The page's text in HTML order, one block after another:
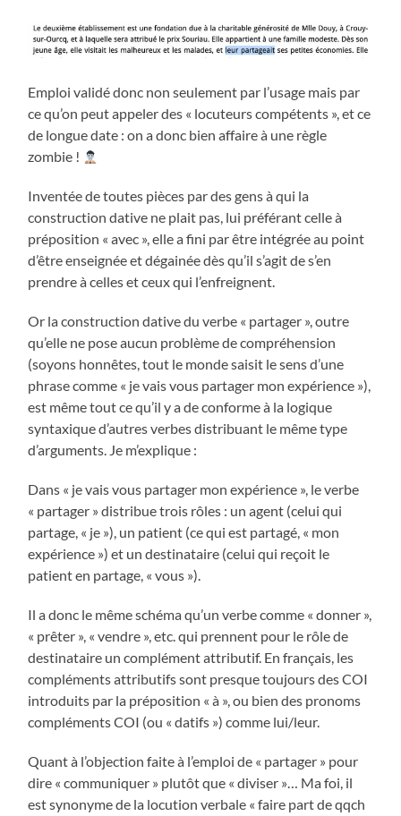
Emploi validé donc non seulement par l’usage mais par
ce qu’on peut appeler des « locuteurs compétents », et ce
de longue date : on a donc bien affaire à une règle
zombie !
Inventée de toutes pièces par des gens à qui la
construction dative ne plait pas, lui préférant celle à
préposition « avec », elle a fini par être intégrée au point
d’être enseignée et dégainée dès qu’il s’agit de s’en
prendre à celles et ceux qui l’enfreignent.
Or la construction dative du verbe « partager », outre
qu’elle ne pose aucun problème de compréhension
(soyons honnêtes, tout le monde saisit le sens d’une
phrase comme « je vais vous partager mon expérience »),
est même tout ce qu’il y a de conforme à la logique
syntaxique d’autres verbes distribuant le même type
d’arguments. Je m’explique :
Dans « je vais vous partager mon expérience », le verbe
« partager » distribue trois rôles : un agent (celui qui
partage, « je »), un patient (ce qui est partagé, « mon
expérience ») et un destinataire (celui qui reçoit le
patient en partage, « vous »).
Il a donc le même schéma qu’un verbe comme « donner »,
« prêter », « vendre », etc. qui prennent pour le rôle de
destinataire un complément attributif. En français, les
compléments attributifs sont presque toujours des COI
introduits par la préposition « à », ou bien des pronoms
compléments COI (ou « datifs ») comme lui/leur.
Quant à l’objection faite à l’emploi de « partager » pour
dire « communiquer » plutôt que « diviser »… Ma foi, il
est synonyme de la locution verbale « faire part de qqch